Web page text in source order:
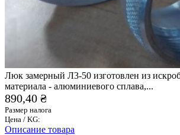
Люк замерный Л3-50 изготовлен из
материала - алюминиевого сплава,...
890,40 ₴
Размер налога
Цена / KG:
Описание товара